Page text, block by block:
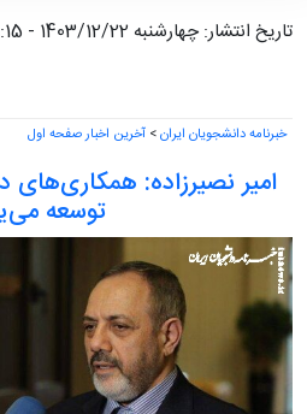
تاریخ انتشار: چهارشنبه 1403/12/22 - 01:15
خبرنامه دانشجویان ایران> آخرین اخبار صفحه اول
امیر نصیرزاده: همکاری‌های
توسعه